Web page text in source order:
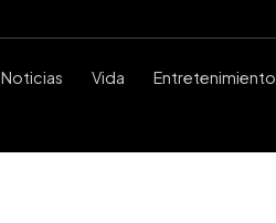
Noticias Vida Entretenimiento